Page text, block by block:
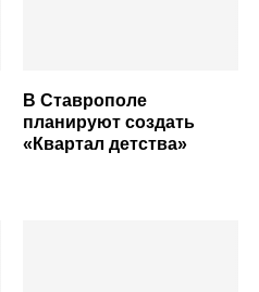
В Ставрополе
планируют создать
«Квартал детства»